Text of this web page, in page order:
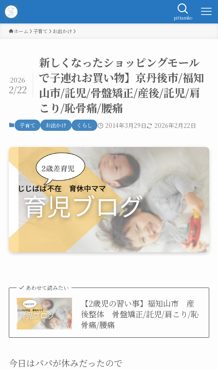
pittamko
ホーム 子育て お出かけ
新しくなったショッピングモール
で子連れお買い物】京丹後市/福知
山市/託児/骨盤矯正/産後/託児/肩
こり/恥骨痛/腰痛
2026
2/22
子育て お出かけ くらし 2014年3月29日 2026年2月22日
あわせて読みたい
【2歳児の習い事】福知山市 産
後整体 骨盤矯正/託児/肩こり/恥
骨痛/腰痛
今日はパパが休みだったので